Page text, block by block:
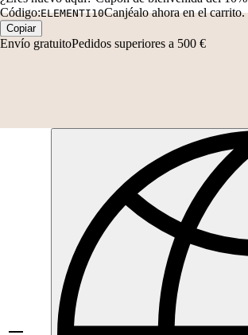
Código:ELEMENTI10Canjéalo ahora en el carrito.
Copiar
Envío gratuitoPedidos superiores a 500 €